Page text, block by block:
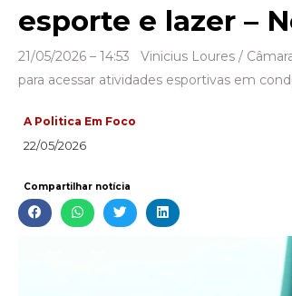
esporte e lazer –
21/05/2026 – 14:53 Vinicius Loures /
para acessar atividades esportivas em
A Politica Em Foco
22/05/2026
Compartilhar notícia